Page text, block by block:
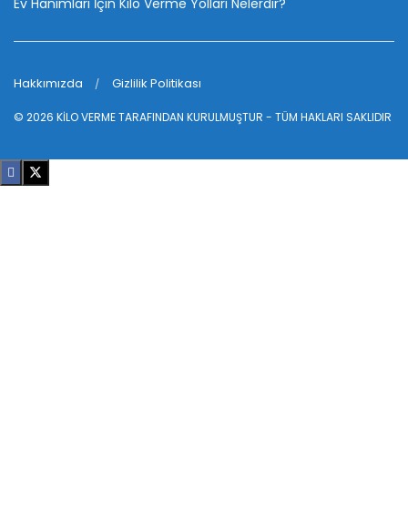
Ev Hanımları İçin Kilo Verme Yolları Nelerdir?
Hakkımızda Gizlilik Politikası
© 2026 KİLO VERMETARAFINDAN KURULMUŞTUR - TÜM HAKLARI SAKLIDIR